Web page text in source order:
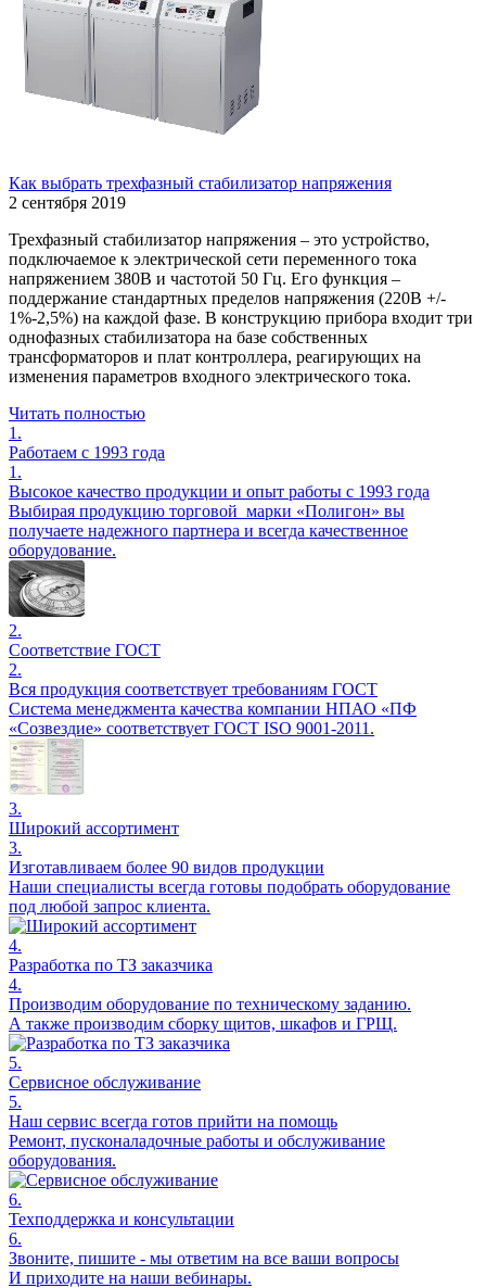
Как выбрать трехфазный стабилизатор напряжения
2 сентября 2019
Трехфазный стабилизатор напряжения – это устройство,
подключаемое к электрической сети переменного тока
напряжением 380В и частотой 50 Гц. Его функция –
поддержание стандартных пределов напряжения (220В +/-
1%-2,5%) на каждой фазе. В конструкцию прибора входит три
однофазных стабилизатора на базе собственных
трансформаторов и плат контроллера, реагирующих на
изменения параметров входного электрического тока.
Читать полностью
1.
Работаем с 1993 года
1.
Высокое качество продукции и опыт работы с 1993 года
Выбирая продукцию торговой марки «Полигон» вы
получаете надежного партнера и всегда качественное
оборудование.
2.
Соответствие ГОСТ
2.
Вся продукция соответствует требованиям ГОСТ
Система менеджмента качества компании НПАО «ПФ
«Созвездие» соответствует ГОСТ ISO 9001-2011.
3.
Широкий ассортимент
3.
Изготавливаем более 90 видов продукции
Наши специалисты всегда готовы подобрать оборудование
под любой запрос клиента.
4.
Разработка по ТЗ заказчика
4.
Производим оборудование по техническому заданию.
А также производим сборку щитов, шкафов и ГРЩ.
5.
Сервисное обслуживание
5.
Наш сервис всегда готов прийти на помощь
Ремонт, пусконаладочные работы и обслуживание
оборудования.
6.
Техподдержка и консультации
6.
Звоните, пишите - мы ответим на все ваши вопросы
И приходите на наши вебинары.